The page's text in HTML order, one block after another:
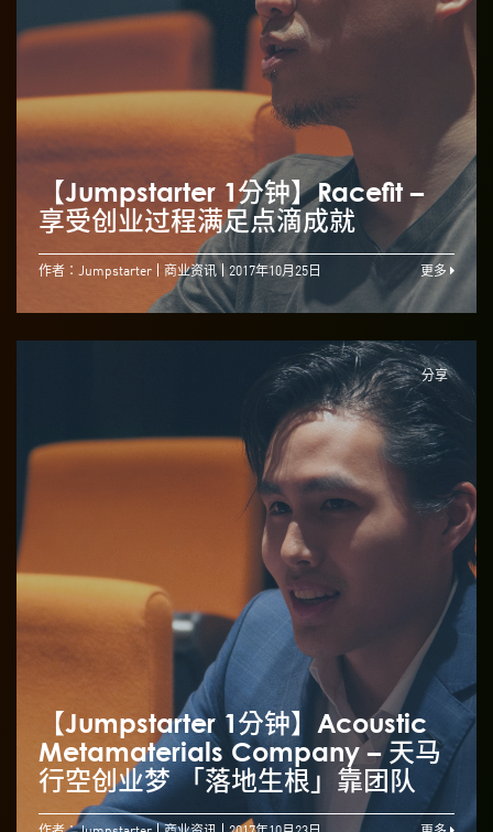
【Jumpstarter 1分钟】Racefit –
享受创业过程满足点滴成就
作者：Jumpstarter 商业资讯 2017年10月25日 更多
分享
【Jumpstarter 1分钟】Acoustic
Metamaterials Company – 天马
行空创业梦 「落地生根」靠团队